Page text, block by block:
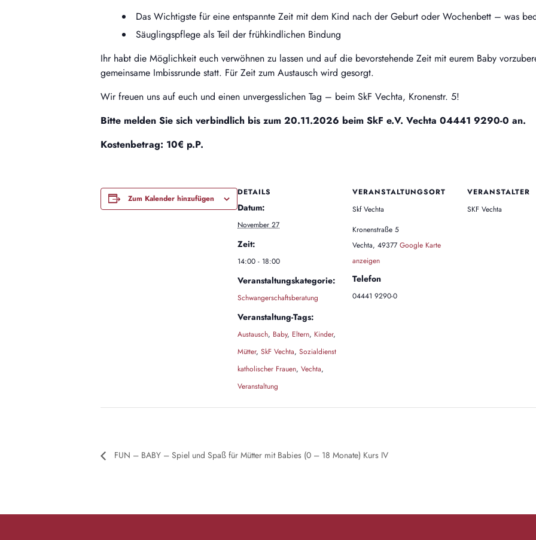
Das Wichtigste für eine entspannte Zeit mit dem Kind nach der Geburt oder Wochenbett – was
Säuglingspflege als Teil der frühkindlichen Bindung
Ihr habt die Möglichkeit euch verwöhnen zu lassen und auf die bevorstehende Zeit mit eurem Baby
gemeinsame Imbissrunde statt. Für Zeit zum Austausch wird gesorgt.
Wir freuen uns auf euch und einen unvergesslichen Tag – beim SkF Vechta, Kronenstr. 5!
Bitte melden Sie sich verbindlich bis zum 20.11.2026 beim SkF e.V. Vechta 04441 9290-0 an.
Kostenbetrag: 10€ p.P.
Zum Kalender hinzufügen
DETAILS
Datum:
November 27
Zeit:
14:00 - 18:00
Veranstaltungskategorie:
Schwangerschaftsberatung
Veranstaltung-Tags:
Austausch, Baby, Eltern, Kinder,
Mütter, SkF Vechta, Sozialdienst
katholischer Frauen, Vechta,
Veranstaltung
VERANSTALTUNGSORT
Skf Vechta
Kronenstraße 5
Vechta, 49377 Google Karte
anzeigen
Telefon
04441 9290-0
VERANSTALTER
SKF Vechta
FUN – BABY – Spiel und Spaß für Mütter mit Babies (0 – 18 Monate) Kurs IV